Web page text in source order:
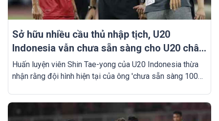
Sở hữu nhiều cầu thủ nhập tịch, U20
Indonesia vẫn chưa sẵn sàng cho U20 châu
Á
Huấn luyện viên Shin Tae-yong của U20 Indonesia thừa
nhận rằng đội hình hiện tại của ông 'chưa sẵn sàng 100%